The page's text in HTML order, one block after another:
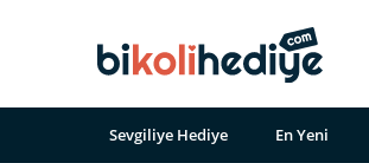
Sevgiliye Hediye En Yeni